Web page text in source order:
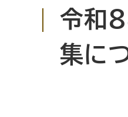
令和8
集に